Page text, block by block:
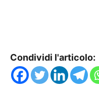
Condividi l'articolo: